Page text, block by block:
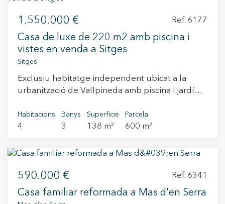
1.550.000 € Ref. 6177
Casa de luxe de 220 m2 amb piscina i
vistes en venda a Sitges
Sitges
Exclusiu habitatge independent ubicat a la
urbanització de Vallpineda amb piscina i jardí
reformada i llesta per entrar a viure i compta
amb 4 dormitoris (un d'ells en suite) i 3 banys.
vivenda de 172 m2. La casa es distribueix en 3
saló-menjador amb entrada de llum natural, una
cuina independent de línies contemporànies i
Habitacions
4
Banys
3
Superfície
138 m²
Parcela
600 m²
590.000 € Ref. 6341
Casa familiar reformada a Mas d'en Serra